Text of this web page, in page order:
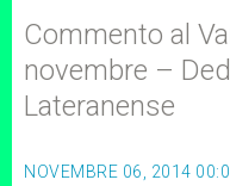
Commento al
novembre –
Lateranense
NOVEMBRE 06, 2014